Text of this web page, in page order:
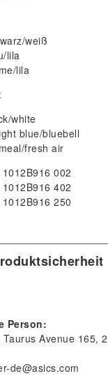
weiß
lila
lila
white
blue/bluebell
fresh air
002
402
250
Person:
Taurus Avenue 165
de@asics.com